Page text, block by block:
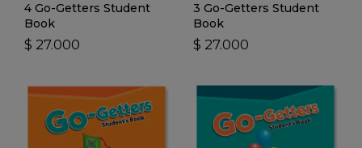
4 Go-Getters Student
Book
$ 27.000
3 Go-Getters Student
Book
$ 27.000